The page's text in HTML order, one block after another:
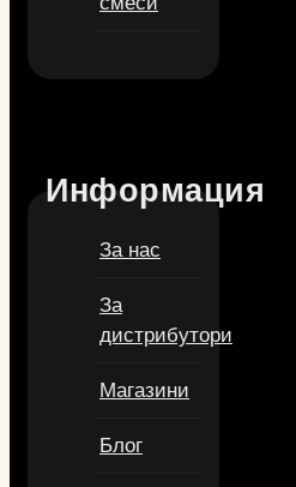
Информация
За нас
За
дистрибутори
Магазини
Блог